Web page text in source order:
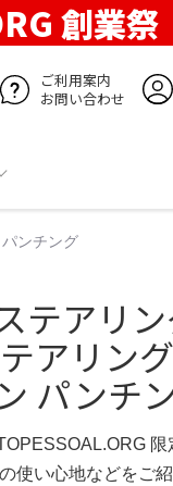
創業祭
ご利用案内
お問い合わせ
ンチング
テアリ
アリン
パンチ
限
使い心地などをご